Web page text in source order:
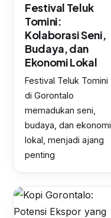
Festival Teluk
Tomini:
Kolaborasi Seni,
Budaya, dan
Ekonomi Lokal
Festival Teluk Tomini
di Gorontalo
memadukan seni,
budaya, dan ekonomi
lokal, menjadi ajang
penting